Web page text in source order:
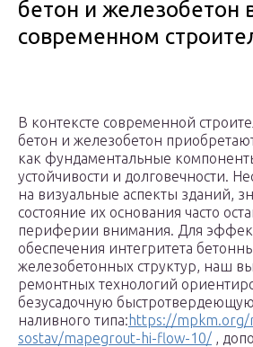
бетон и железобетон
современном
В контексте современной
бетон и железобетон
как фундаментальные
устойчивости и долговечности.
на визуальные аспекты зданий,
состояние их основания часто
периферии внимания. Для
обеспечения интегритета
железобетонных структур, наш
ремонтных технологий
безусадочную
наливного типа: https://mpkm.org/
sostav/mapegrout-hi-flow-10/ ,